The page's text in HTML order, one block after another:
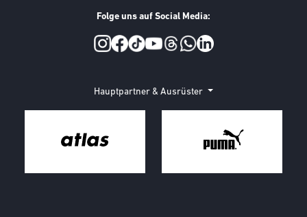
Folge uns auf Social Media:
Hauptpartner & Ausrüster